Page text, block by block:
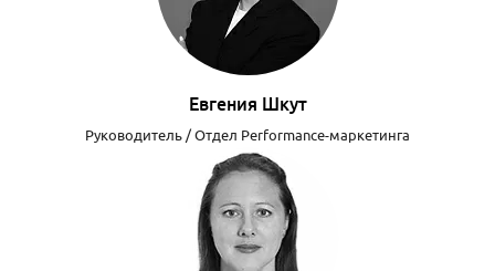
Евгения Шкут
Руководитель / Отдел Performance-маркетинга